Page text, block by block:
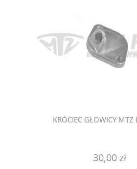
KRÓCIEC GŁOWICY MTZ
30,00 zł